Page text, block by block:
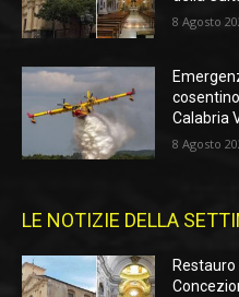
8 Agosto
Calabria
8 Agosto
LE NOTIZIE DELLA